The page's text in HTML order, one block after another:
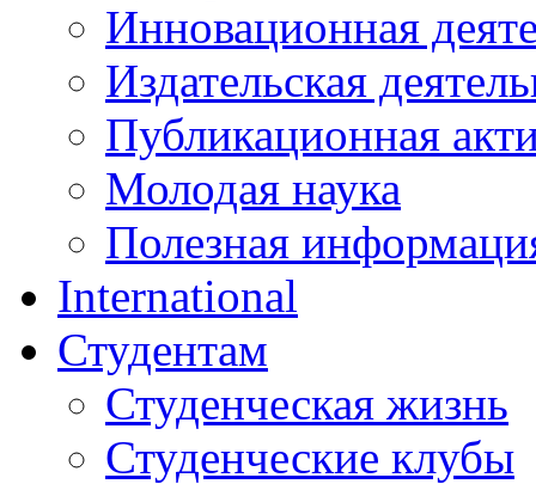
Инновационная
Издательская
Публикационная
Молодая наука
Полезная
International
Студентам
Студенческая жизнь
Студенческие клубы